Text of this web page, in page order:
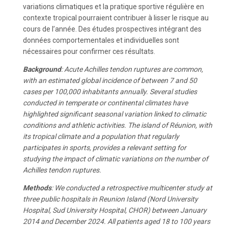
variations climatiques et la pratique sportive régulière en
contexte tropical pourraient contribuer à lisser le risque au
cours de l’année. Des études prospectives intégrant des
données comportementales et individuelles sont
nécessaires pour confirmer ces résultats.
Background: Acute Achilles tendon ruptures are common,
with an estimated global incidence of between 7 and 50
cases per 100,000 inhabitants annually. Several studies
conducted in temperate or continental climates have
highlighted significant seasonal variation linked to climatic
conditions and athletic activities. The island of Réunion, with
its tropical climate and a population that regularly
participates in sports, provides a relevant setting for
studying the impact of climatic variations on the number of
Achilles tendon ruptures.
Methods: We conducted a retrospective multicenter study at
three public hospitals in Reunion Island (Nord University
Hospital, Sud University Hospital, CHOR) between January
2014 and December 2024. All patients aged 18 to 100 years